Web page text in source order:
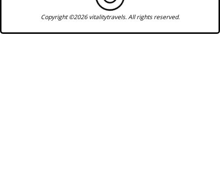
Copyright ©2026 vitalitytravels. All rights reserved.